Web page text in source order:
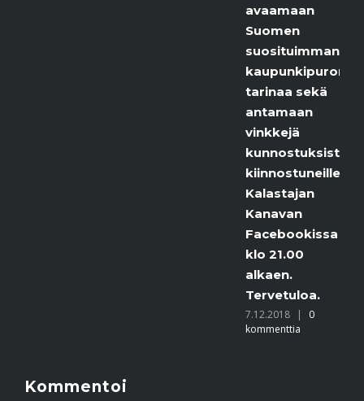
avaamaan
Suomen
suosituimman
kaupunkipuron
tarinaa sekä
antamaan
vinkkejä
kunnostuksista
kiinnostuneille.
Kalastajan
Kanavan
Facebookissa
klo 21.00
Tervetuloa.
| 0
kommenttia
Kommentoi